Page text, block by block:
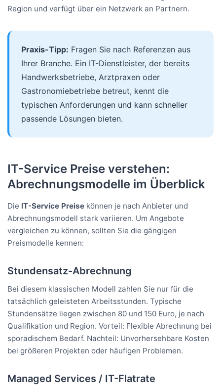
Region und verfügt über ein Netzwerk an Partnern.
Praxis-Tipp: Fragen Sie nach Referenzen aus
Ihrer Branche. Ein IT-Dienstleister, der bereits
Handwerksbetriebe, Arztpraxen oder
Gastronomiebetriebe betreut, kennt die
typischen Anforderungen und kann schneller
passende Lösungen bieten.
IT-Service Preise verstehen:
Abrechnungsmodelle im Überblick
Die IT-Service Preise können je nach Anbieter und
Abrechnungsmodell stark variieren. Um Angebote
vergleichen zu können, sollten Sie die gängigen
Preismodelle kennen:
Stundensatz-Abrechnung
Bei diesem klassischen Modell zahlen Sie nur für die
tatsächlich geleisteten Arbeitsstunden. Typische
Stundensätze liegen zwischen 80 und 150 Euro, je nach
Qualifikation und Region. Vorteil: Flexible Abrechnung bei
sporadischem Bedarf. Nachteil: Unvorhersehbare Kosten
bei größeren Projekten oder häufigen Problemen.
Managed Services / IT-Flatrate